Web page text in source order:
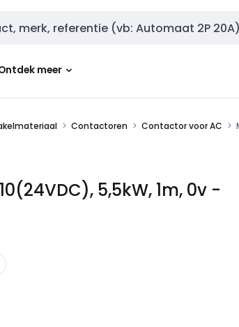
meer
Contactoren Contactor voor AC
5,5kW, 1m, 0v -